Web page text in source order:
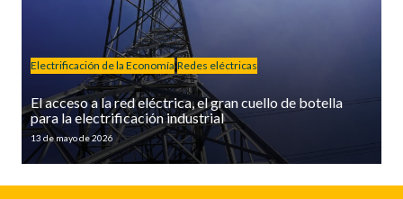
Electrificación de la Economía Redes eléctricas
El acceso a la red eléctrica, el gran cuello de botella
para la electrificación industrial
13 de mayo de 2026